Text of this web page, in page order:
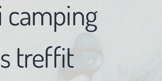
treffit